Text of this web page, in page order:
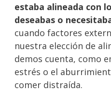
estaba alineada con
deseabas o
cuando factores
nuestra elección de
demos cuenta, como
estrés o el
comer distraída.